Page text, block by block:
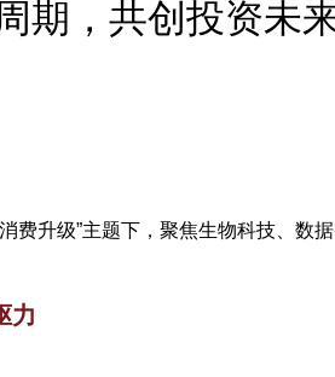
期，共创投资未来
费升级”主题下，聚焦生物科技、数
力